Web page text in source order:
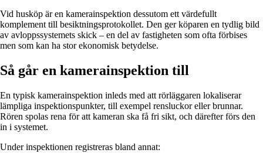
Vid husköp är en kamerainspektion dessutom ett värdefullt
komplement till besiktningsprotokollet. Den ger köparen en tydlig bild
av avloppssystemets skick – en del av fastigheten som ofta förbises
men som kan ha stor ekonomisk betydelse.
Så går en kamerainspektion till
En typisk kamerainspektion inleds med att rörläggaren lokaliserar
lämpliga inspektionspunkter, till exempel rensluckor eller brunnar.
Rören spolas rena för att kameran ska få fri sikt, och därefter förs den
in i systemet.
Under inspektionen registreras bland annat: